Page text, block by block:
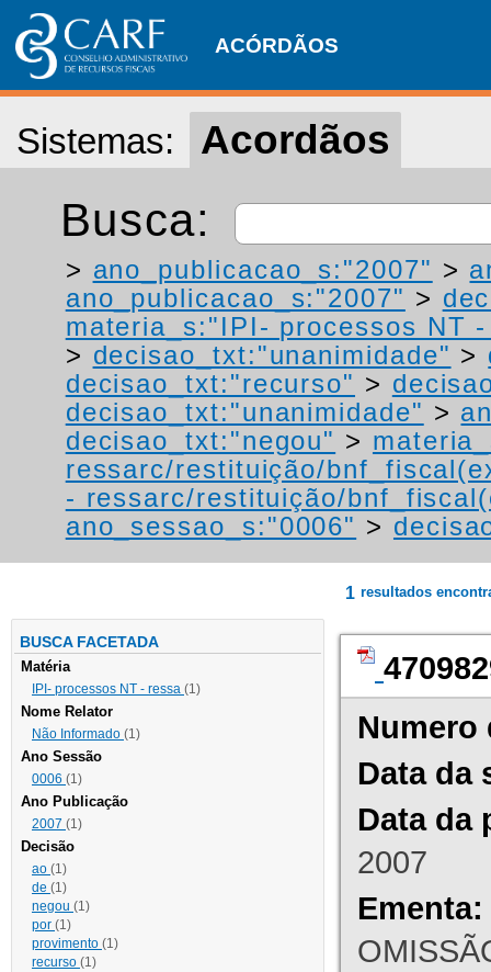
ACÓRDÃOS
Sistemas: Acordãos
Busca:
> ano_publicacao_s:"2007" >
ano_publicacao_s:"2007" >
materia_s:"IPI- processos NT
> decisao_txt:"unanimidade" >
decisao_txt:"recurso" >
decisao_txt:"unanimidade" >
decisao_txt:"negou" >
ressarc/restituição/
- ressarc/restituição/
ano_sessao_s:"0006" >
BUSCA FACETADA
Matéria
IPI- processos NT - ressa (1)
Nome Relator
Não Informado (1)
Ano Sessão
0006 (1)
Ano Publicação
2007 (1)
Decisão
ao (1)
de (1)
negou (1)
por (1)
provimento (1)
recurso (1)
1 resultados
Numero
Data da
Data da
2007
Ementa: